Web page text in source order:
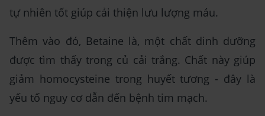
tự nhiên tốt giúp cải thiện lưu lượng máu.
Thêm vào đó, Betaine là, một chất dinh dưỡng
được tìm thấy trong củ cải trắng. Chất này giúp
giảm homocysteine ​​​​trong huyết tương - đây là
yếu tố nguy cơ dẫn đến bệnh tim mạch.